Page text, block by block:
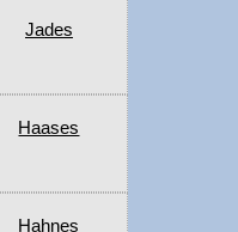
Jades
Haases
Hahnes